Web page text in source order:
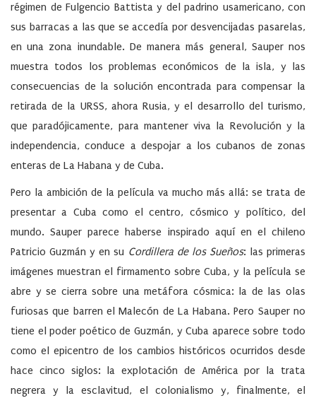
régimen de Fulgencio Battista y del padrino usamericano, con
sus barracas a las que se accedía por desvencijadas pasarelas,
en una zona inundable. De manera más general, Sauper nos
muestra todos los problemas económicos de la isla, y las
consecuencias de la solución encontrada para compensar la
retirada de la URSS, ahora Rusia, y el desarrollo del turismo,
que paradójicamente, para mantener viva la Revolución y la
independencia, conduce a despojar a los cubanos de zonas
enteras de La Habana y de Cuba.
Pero la ambición de la película va mucho más allá: se trata de
presentar a Cuba como el centro, cósmico y político, del
mundo. Sauper parece haberse inspirado aquí en el chileno
Patricio Guzmán y en su Cordillera de los Sueños: las primeras
imágenes muestran el firmamento sobre Cuba, y la película se
abre y se cierra sobre una metáfora cósmica: la de las olas
furiosas que barren el Malecón de La Habana. Pero Sauper no
tiene el poder poético de Guzmán, y Cuba aparece sobre todo
como el epicentro de los cambios históricos ocurridos desde
hace cinco siglos: la explotación de América por la trata
negrera y la esclavitud, el colonialismo y, finalmente, el